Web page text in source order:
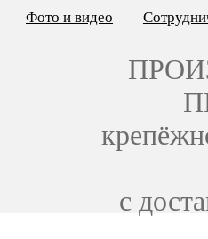
Фото и видео
с